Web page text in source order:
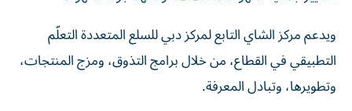
ويدعم مركز الشاي التابع لمركز دبي للسلع المتعددة التعلّم
التطبيقي في القطاع، من خلال برامج التذوق، ومزج المنتجات،
وتطويرها، وتبادل المعرفة.